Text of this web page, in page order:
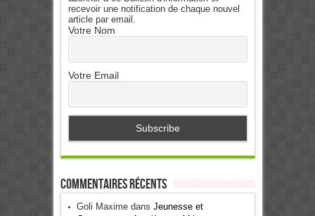
recevoir une notification de chaque nouvel
article par email.
Votre Nom
Votre Email
Commentaires récents
Goli Maximedans Jeunesse et